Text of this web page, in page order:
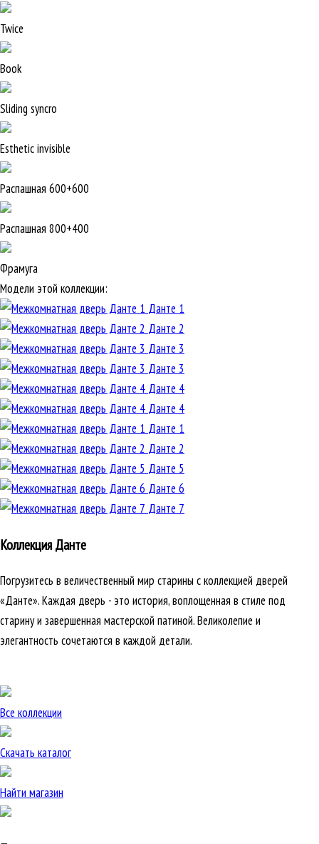
Twice
Book
Sliding syncro
Esthetic invisible
Распашная 600+600
Распашная 800+400
Фрамуга
Модели этой коллекции:
Данте 1
Данте 2
Данте 3
Данте 3
Данте 4
Данте 4
Данте 1
Данте 2
Данте 5
Данте 6
Данте 7
Коллекция Данте
Погрузитесь в величественный мир старины с коллекцией дверей
«Данте». Каждая дверь - это история, воплощенная в стиле под
старину и завершенная мастерской патиной. Великолепие и
элегантность сочетаются в каждой детали.
Все коллекции
Скачать каталог
Найти магазин